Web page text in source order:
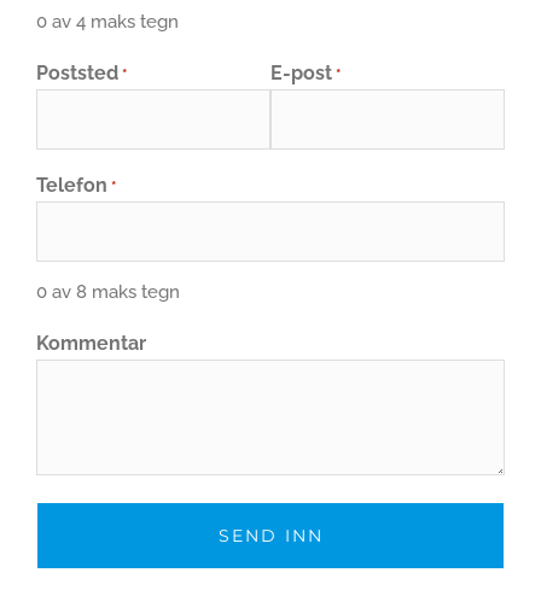
0 av 4 maks tegn
Poststed * E-post *
Telefon *
0 av 8 maks tegn
Kommentar